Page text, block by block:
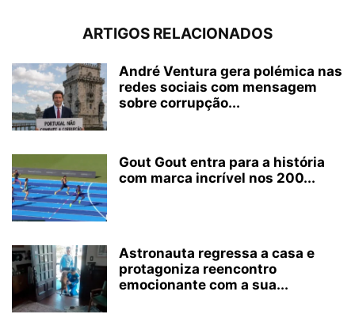
ARTIGOS RELACIONADOS
André Ventura gera polémica nas
redes sociais com mensagem
sobre corrupção...
Gout Gout entra para a história
com marca incrível nos 200...
Astronauta regressa a casa e
protagoniza reencontro
emocionante com a sua...